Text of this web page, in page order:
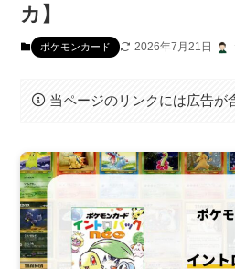
カ】
ポケモンカード 2026年7月21日
当ページのリンクには広告が